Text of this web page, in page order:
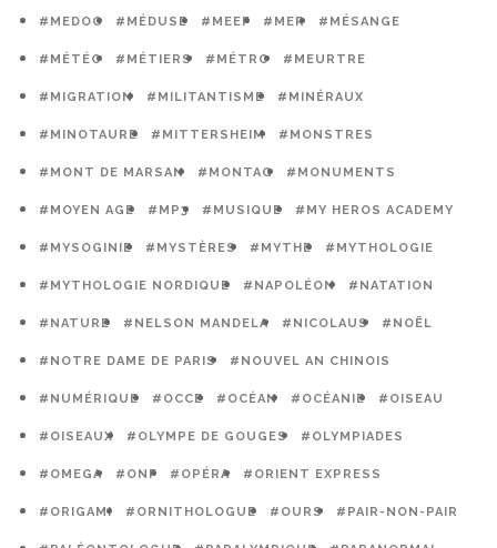
#MEDOC #MÉDUSE #MEEF #MER #MÉSANGE
#MÉTÉO #MÉTIERS #MÉTRO #MEURTRE
#MIGRATION #MILITANTISME #MINÉRAUX
#MINOTAURE #MITTERSHEIM #MONSTRES
#MONT DE MARSAN #MONTAG #MONUMENTS
#MOYEN AGE #MP3 #MUSIQUE #MY HEROS ACADEMY
#MYSOGINIE #MYSTÈRES #MYTHE #MYTHOLOGIE
#MYTHOLOGIE NORDIQUE #NAPOLÉON #NATATION
#NATURE #NELSON MANDELA #NICOLAUS #NOËL
#NOTRE DAME DE PARIS #NOUVEL AN CHINOIS
#NUMÉRIQUE #OCCE #OCÉAN #OCÉANIE #OISEAU
#OISEAUX #OLYMPE DE GOUGES #OLYMPIADES
#OMEGA #ONF #OPÉRA #ORIENT EXPRESS
#ORIGAMI #ORNITHOLOGUE #OURS #PAIR-NON-PAIR